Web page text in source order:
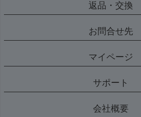
返品・交換
お問合せ先
マイページ
サポート
会社概要